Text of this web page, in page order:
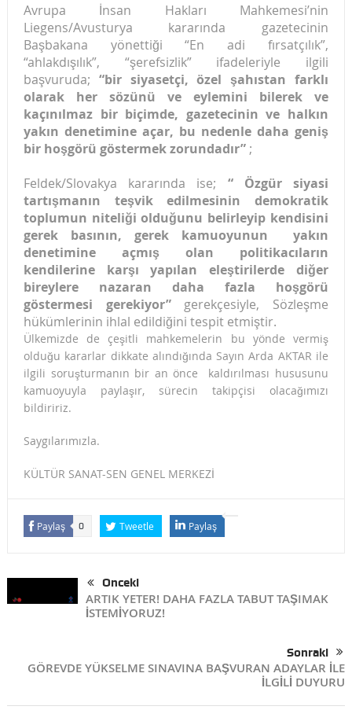
Avrupa İnsan Hakları Mahkemesi’nin
Liegens/Avusturya kararında gazetecinin
Başbakana yönettiği “En adi fırsatçılık”,
“ahlakdışılık”, “şerefsizlik” ifadeleriyle ilgili
başvuruda; “bir siyasetçi, özel şahıstan farklı
olarak her sözünü ve eylemini bilerek ve
kaçınılmaz bir biçimde, gazetecinin ve halkın
yakın denetimine açar, bu nedenle daha geniş
bir hoşgörü göstermek zorundadır”;
Feldek/Slovakya kararında ise; “ Özgür siyasi
tartışmanın teşvik edilmesinin demokratik
toplumun niteliği olduğunu belirleyip kendisini
gerek basının, gerek kamuoyunun yakın
denetimine açmış olan politikacıların
kendilerine karşı yapılan eleştirilerde diğer
bireylere nazaran daha fazla hoşgörü
göstermesi gerekiyor” gerekçesiyle, Sözleşme
hükümlerinin ihlal edildiğini tespit etmiştir.
Ülkemizde de çeşitli mahkemelerin bu yönde vermiş
olduğu kararlar dikkate alındığında Sayın Arda AKTAR ile
ilgili soruşturmanın bir an önce kaldırılması hususunu
kamuoyuyla paylaşır, sürecin takipçisi olacağımızı
bildiririz.
Saygılarımızla.
KÜLTÜR SANAT-SEN GENEL MERKEZİ
Paylaş 0 Tweetle Paylaş
Önceki
ARTIK YETER! DAHA FAZLA TABUT TAŞIMAK
İSTEMİYORUZ!
Sonraki
GÖREVDE YÜKSELME SINAVINA BAŞVURAN ADAYLAR İLE
İLGİLİ DUYURU